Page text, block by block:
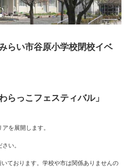
らい市谷原小学校閉校イベ
らっこフェスティバル」
を展開します。
い。
ております。学校や市は関係ありませんの